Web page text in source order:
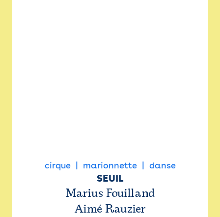
cirque marionnette danse
SEUIL
Marius Fouilland
Aimé Rauzier